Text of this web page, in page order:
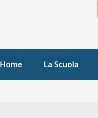
Home La Scuola